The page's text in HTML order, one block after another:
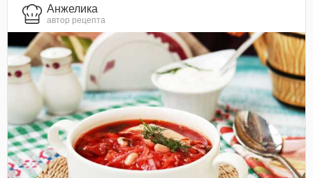
Анжелика
автор рецепта